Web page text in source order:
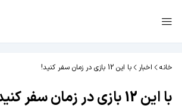
خانه اخبار با این 12 بازی در زمان سفر کنید!
با این 12 بازی در زمان سفر کنید!